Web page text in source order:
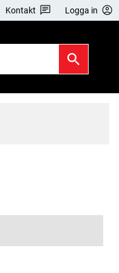
Kontakt Logga in